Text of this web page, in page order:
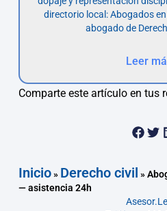
directorio local: Abogados
abogado de
Leer
Comparte este artículo en tus
Inicio» Derecho civil »
— asistencia 24h